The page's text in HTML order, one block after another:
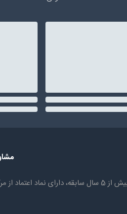
با بیش از 5 سال سابقه، دارای